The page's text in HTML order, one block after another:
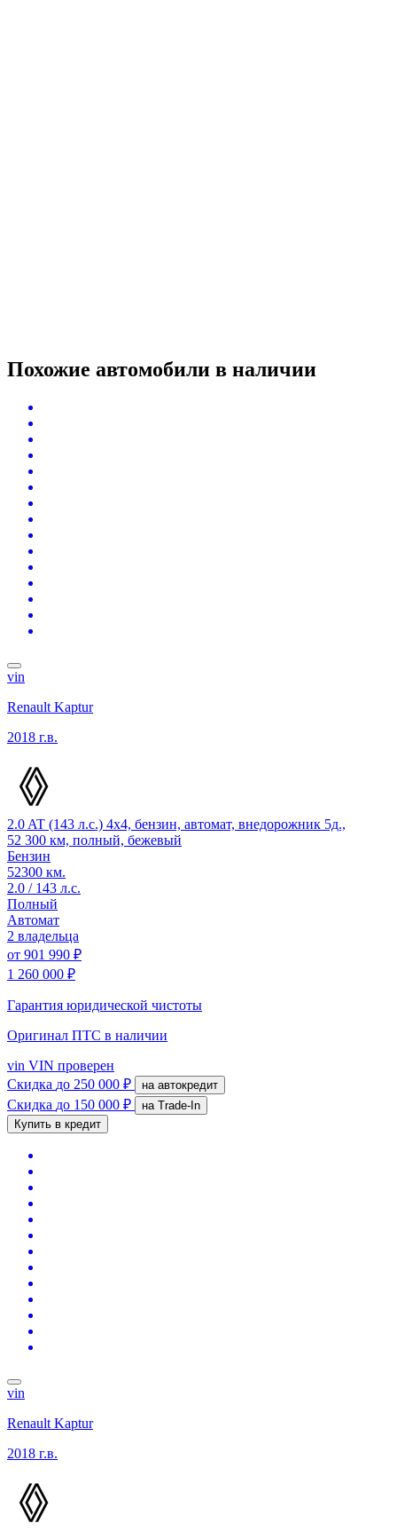
Похожие автомобили в наличии
vin
Renault Kaptur
2018 г.в.
2.0 AT (143 л.с.) 4x4, бензин, автомат, внедорожник 5д.,
52 300 км, полный, бежевый
Бензин
52300 км.
2.0 / 143 л.с.
Полный
Автомат
2 владельца
от 901 990 ₽
1 260 000 ₽
Гарантия юридической чистоты
Оригинал ПТС в наличии
vin VIN проверен
Скидка до 250 000 ₽ на автокредит
Скидка до 150 000 ₽
на Trade-In
Купить в кредит
vin
Renault Kaptur
2018 г.в.